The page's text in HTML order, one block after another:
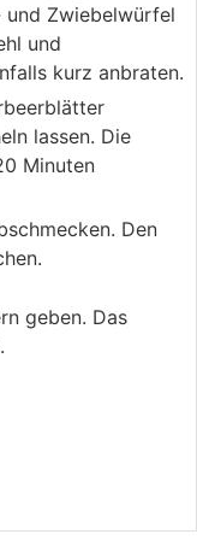
und Zwiebelwürfel
und
kurz anbraten.
lassen. Die
Minuten
Den
geben. Das